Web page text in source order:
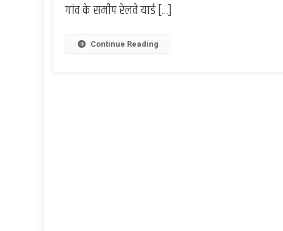
गांव के समीप रेलवे यार्ड […]
Continue Reading